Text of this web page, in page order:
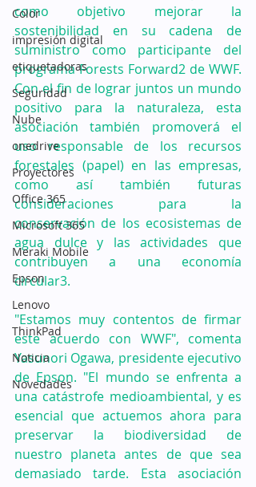
Color
impresión digital
etiquetadoras
Seguridad
Nube
onedrive
Proyectores
Office 365
Microsoft 365
Meraki Mobile
Epson
Lenovo
ThinkPad
Noticia
Novedades
como objetivo mejorar la
sostenibilidad en su cadena de
suministro como participante del
programa Forests Forward2 de WWF.
Con el fin de lograr juntos un mundo
positivo para la naturaleza, esta
asociación también promoverá el
uso responsable de los recursos
forestales (papel) en las empresas,
como así también futuras
consideraciones para la
conservación de los ecosistemas de
agua dulce y las actividades que
contribuyen a una economía
circular3.
"Estamos muy contentos de firmar
este acuerdo con WWF", comenta
Yasunori Ogawa, presidente ejecutivo
de Epson. "El mundo se enfrenta a
una catástrofe medioambiental, y es
esencial que actuemos ahora para
preservar la biodiversidad de
nuestro planeta antes de que sea
demasiado tarde. Esta asociación